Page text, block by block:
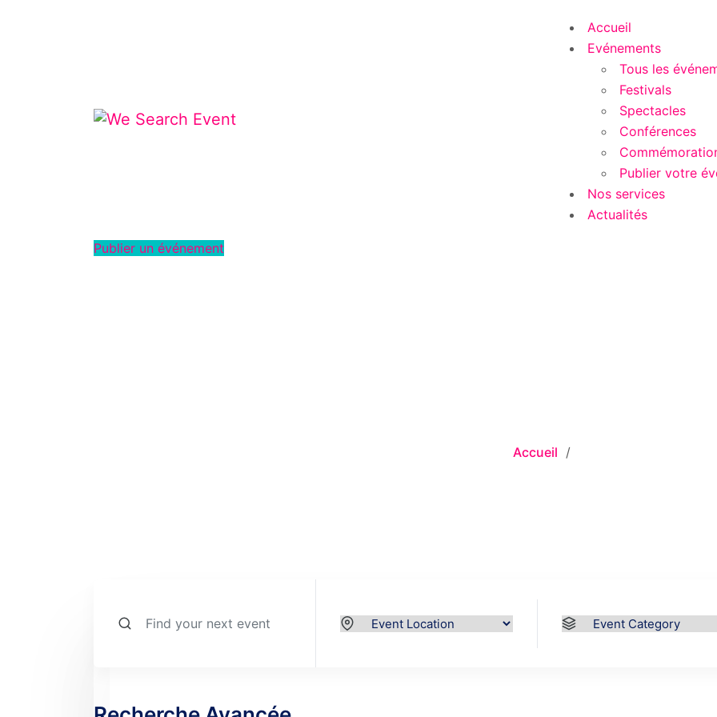
Accueil
Evénements
Tous les
Festivals
Spectacles
Conférences
Publier votre
Nos services
Actualités
Publier un événement
Accueil /